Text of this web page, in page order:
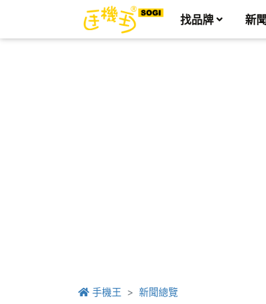
找品牌 新
手機王 新聞總覽